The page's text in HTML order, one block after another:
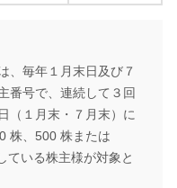
、毎年１月末日及び７
番号で、連続して３回
（１月末・７月末）に
株、500 株または
ている株主様が対象と